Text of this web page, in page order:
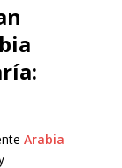
Arabia